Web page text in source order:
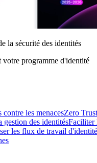
la sécurité des identités
votre programme d'identité
contre les menacesZero
gestion des identitésFaciliter
les flux de travail